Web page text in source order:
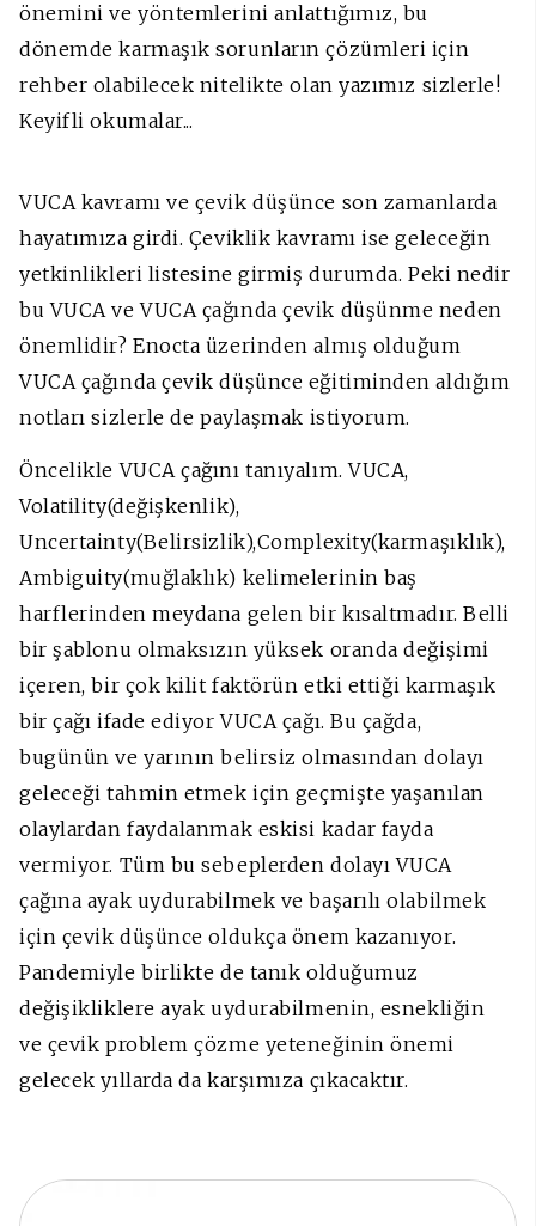
önemini ve yöntemlerini anlattığımız, bu
dönemde karmaşık sorunların çözümleri için
rehber olabilecek nitelikte olan yazımız sizlerle!
Keyifli okumalar...
VUCA kavramı ve çevik düşünce son zamanlarda
hayatımıza girdi. Çeviklik kavramı ise geleceğin
yetkinlikleri listesine girmiş durumda. Peki nedir
bu VUCA ve VUCA çağında çevik düşünme neden
önemlidir? Enocta üzerinden almış olduğum
VUCA çağında çevik düşünce eğitiminden aldığım
notları sizlerle de paylaşmak istiyorum.
Öncelikle VUCA çağını tanıyalım. VUCA,
Volatility(değişkenlik),
Uncertainty(Belirsizlik),Complexity(karmaşıklık),
Ambiguity(muğlaklık) kelimelerinin baş
harflerinden meydana gelen bir kısaltmadır. Belli
bir şablonu olmaksızın yüksek oranda değişimi
içeren, bir çok kilit faktörün etki ettiği karmaşık
bir çağı ifade ediyor VUCA çağı. Bu çağda,
bugünün ve yarının belirsiz olmasından dolayı
geleceği tahmin etmek için geçmişte yaşanılan
olaylardan faydalanmak eskisi kadar fayda
vermiyor. Tüm bu sebeplerden dolayı VUCA
çağına ayak uydurabilmek ve başarılı olabilmek
için çevik düşünce oldukça önem kazanıyor.
Pandemiyle birlikte de tanık olduğumuz
değişikliklere ayak uydurabilmenin, esnekliğin
ve çevik problem çözme yeteneğinin önemi
gelecek yıllarda da karşımıza çıkacaktır.